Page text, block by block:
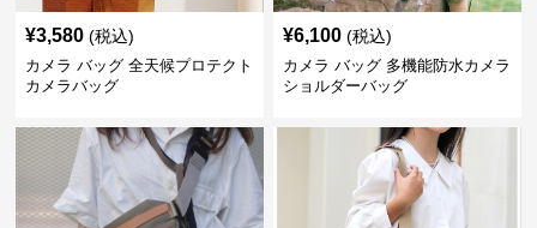
¥3,580 (税込)
カメラ バッグ 全天候プロテクト
カメラバッグ
¥6,100 (税込)
カメラ バッグ 多機能防水カメラ
ショルダーバッグ